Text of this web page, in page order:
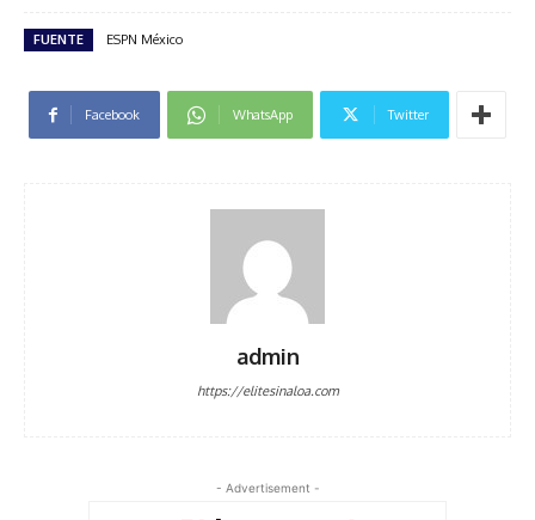
FUENTE ESPN México
Facebook WhatsApp Twitter
admin
https://elitesinaloa.com
- Advertisement -